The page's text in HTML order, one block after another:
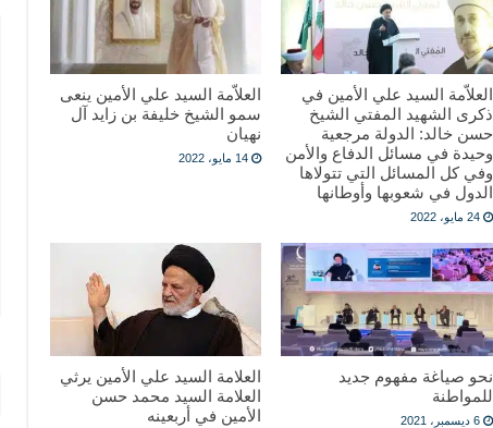
العلاّمة السيد علي الأمين في
ذكرى الشهيد المفتي الشيخ
حسن خالد: الدولة مرجعية
وحيدة في مسائل الدفاع والأمن
وفي كل المسائل التي تتولاها
الدول في شعوبها وأوطانها
24 مايو، 2022
العلاّمة السيد علي الأمين ينعى
سمو الشيخ خليفة بن زايد آل
نهيان
14 مايو، 2022
نحو صياغة مفهوم جديد
للمواطنة
6 ديسمبر، 2021
العلامة السيد علي الأمين يرثي
العلامة السيد محمد حسن
الأمين في أربعينه